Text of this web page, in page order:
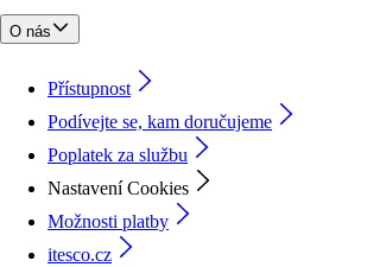
O nás
Přístupnost
Podívejte se, kam doručujeme
Poplatek za službu
Nastavení Cookies
Možnosti platby
itesco.cz